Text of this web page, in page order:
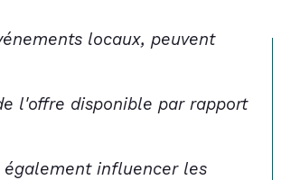
locaux, peuvent
l'offre disponible par rapport
influencer les